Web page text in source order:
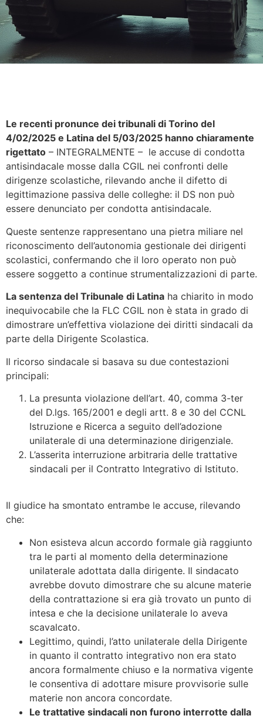
Le recenti pronunce dei tribunali di Torino del
4/02/2025 e Latina del 5/03/2025 hanno chiaramente
rigettato – INTEGRALMENTE – le accuse di condotta
antisindacale mosse dalla CGIL nei confronti delle
dirigenze scolastiche, rilevando anche il difetto di
legittimazione passiva delle colleghe: il DS non può
essere denunciato per condotta antisindacale.
Queste sentenze rappresentano una pietra miliare nel
riconoscimento dell’autonomia gestionale dei dirigenti
scolastici, confermando che il loro operato non può
essere soggetto a continue strumentalizzazioni di parte.
La sentenza del Tribunale di Latina ha chiarito in modo
inequivocabile che la FLC CGIL non è stata in grado di
dimostrare un’effettiva violazione dei diritti sindacali da
parte della Dirigente Scolastica.
Il ricorso sindacale si basava su due contestazioni
principali:
La presunta violazione dell’art. 40, comma 3-ter
del D.lgs. 165/2001 e degli artt. 8 e 30 del CCNL
Istruzione e Ricerca a seguito dell’adozione
unilaterale di una determinazione dirigenziale.
L’asserita interruzione arbitraria delle trattative
sindacali per il Contratto Integrativo di Istituto.
Il giudice ha smontato entrambe le accuse, rilevando
che:
Non esisteva alcun accordo formale già raggiunto
tra le parti al momento della determinazione
unilaterale adottata dalla dirigente. Il sindacato
avrebbe dovuto dimostrare che su alcune materie
della contrattazione si era già trovato un punto di
intesa e che la decisione unilaterale lo aveva
scavalcato.
Legittimo, quindi, l’atto unilaterale della Dirigente
in quanto il contratto integrativo non era stato
ancora formalmente chiuso e la normativa vigente
le consentiva di adottare misure provvisorie sulle
materie non ancora concordate.
Le trattative sindacali non furono interrotte dalla